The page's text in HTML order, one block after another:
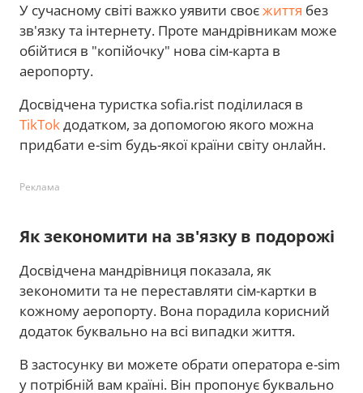
У сучасному світі важко уявити своєжиття без
зв'язку та інтернету. Проте мандрівникам може
обійтися в "копійочку" нова сім-карта в
аеропорту.
Досвідчена туристка sofia.rist поділилася в
TikTokдодатком, за допомогою якого можна
придбати e-sim будь-якої країни світу онлайн.
Реклама
Як зекономити на зв'язку в подорожі
Досвідчена мандрівниця показала, як
зекономити та не переставляти сім-картки в
кожному аеропорту. Вона порадила корисний
додаток буквально на всі випадки життя.
В застосунку ви можете обрати оператора e-sim
у потрібній вам країні. Він пропонує буквально